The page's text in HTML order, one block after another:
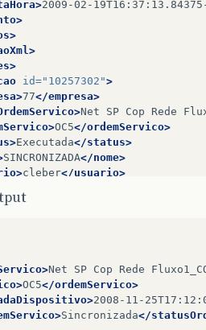
this
String
return
void
this.sincronizadaDispositivo
=
String
return
statusOrdemServico
this
void setData( String data)
{
this. data = data ;
String getHora()
{
2009-02-
id="10257302">
77</empresa>
Net SP Cop Rede
OC5</ordemServico>
Executada</status>
SINCRONIZADA</nome>
cleber</usuario>
id= "10257327" >
77
</empresa>
SP Cop Rede
Net SP Cop Rede
OC5</ordemServico>
2008-11-
Sincronizada</